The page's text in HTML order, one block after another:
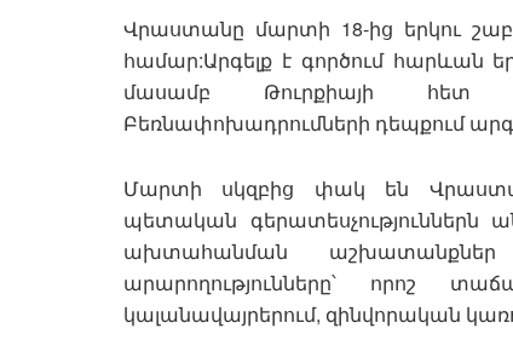
Վրաստանը մարտի 18-ից երկու
համար:Արգելք է գործում հարևան
մասամբ Թուրքիայի հետ
Բեռնափոխադրումների դեպքում
Մարտի սկզբից փակ են
պետական գերատեսչություններն
ախտահանման
արարողությունները՝ որոշ
կալանավայրերում, զինվորական